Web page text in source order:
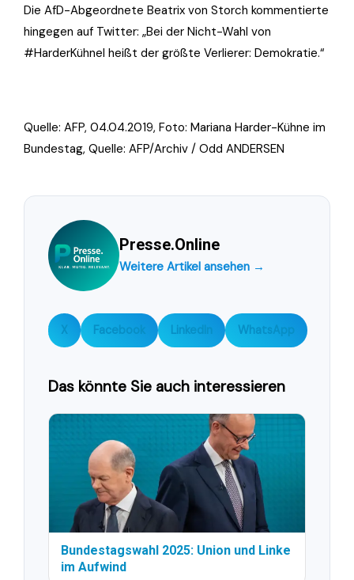
Die AfD-Abgeordnete Beatrix von Storch kommentierte
hingegen auf Twitter: „Bei der Nicht-Wahl von
#HarderKühnel heißt der größte Verlierer: Demokratie.“
Quelle: AFP, 04.04.2019, Foto: Mariana Harder-Kühne im
Bundestag, Quelle: AFP/Archiv / Odd ANDERSEN
Presse.Online
Weitere Artikel ansehen →
X Facebook LinkedIn WhatsApp
Das könnte Sie auch interessieren
Bundestagswahl 2025: Union und Linke
im Aufwind